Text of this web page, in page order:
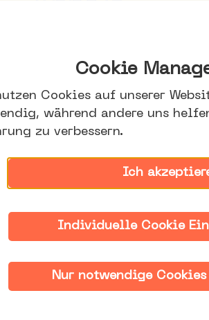
Cookie
Cookies auf unserer
während andere uns
zu verbessern.
Ich
Individuelle Cookie
Nur notwendige
Unter dem Motto
digitalen
präsentierte sich das
Projekten aus Halle
Vertretung des
Es fanden rund 400
Brüssel. Sie erwartete
Ausstellenden sowie